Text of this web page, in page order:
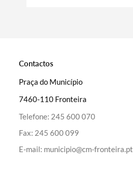
Contactos
Praça do Município
7460-110 Fronteira
Telefone: 245 600 070
Fax: 245 600 099
E-mail: municipio@cm-fronteira.pt